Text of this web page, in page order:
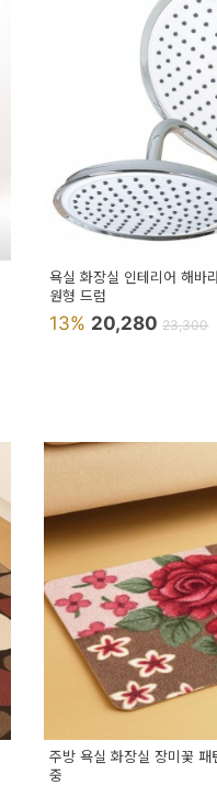
욕실 화장실 인테리어 해바
원형 드럼
13% 20,28023,300
주방 욕실 화장실 장미꽃 패
중